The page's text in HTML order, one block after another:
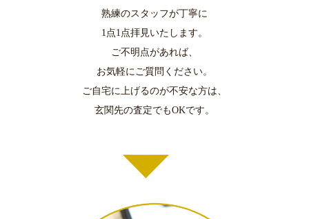
熟練のスタッフが丁寧に
1点1点拝見いたします。
ご不明点があれば、
お気軽にご質問ください。
ご自宅に上げるのが不安な方は、
玄関先の査定でもOKです。